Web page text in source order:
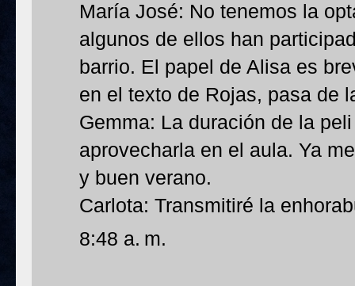
María José: No tenemos la
algunos de ellos han
barrio. El papel de Alisa es
en el texto de Rojas, pasa de
Gemma: La duración de la
aprovecharla en el aula. Ya
y buen verano.
Carlota: Transmitiré la
8:48 a. m.